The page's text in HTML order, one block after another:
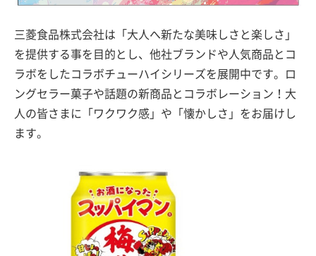
三菱食品株式会社は「大人へ新たな美味しさと楽しさ」
を提供する事を目的とし、他社ブランドや人気商品とコ
ラボをしたコラボチューハイシリーズを展開中です。ロ
ングセラー菓子や話題の新商品とコラボレーション！大
人の皆さまに「ワクワク感」や「懐かしさ」をお届けし
ます。